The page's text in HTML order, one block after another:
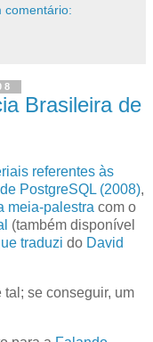
comentário:
Brasileira de
referentes às
PostgreSQL (2008),
meia-palestra com o
(também disponível
traduzi do David
se conseguir, um